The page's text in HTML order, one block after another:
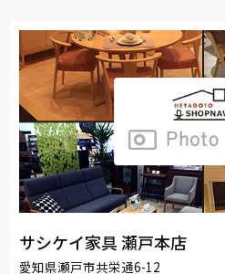
サシケイ家具 瀬戸本店
愛知県瀬戸市共栄通6-12